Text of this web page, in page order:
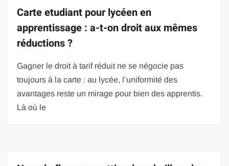
Carte etudiant pour lycéen en
apprentissage : a-t-on droit aux mêmes
réductions ?
Gagner le droit à tarif réduit ne se négocie pas
toujours à la carte : au lycée, l’uniformité des
avantages reste un mirage pour bien des apprentis.
Là où le